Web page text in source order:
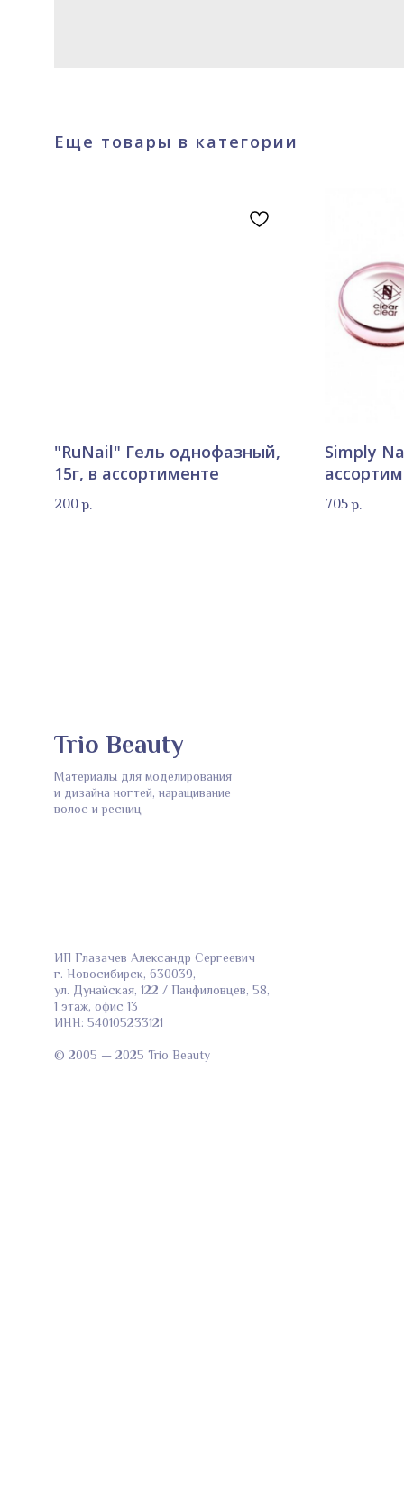
Еще товары в категории
"RuNail" Гель однофазный,
15г, в ассортименте
200р.
Simply
705р.
ИП Глазачев Александр Сергеевич
г. Новосибирск, 630039,
ул. Дунайская, 122 / Панфиловцев, 58,
1 этаж, офис 13
ИНН: 540105233121
© 2005 — 2025 Trio Beauty
Материалы для моделирования
и дизайна ногтей, наращивание
волос и ресниц
Trio Beauty